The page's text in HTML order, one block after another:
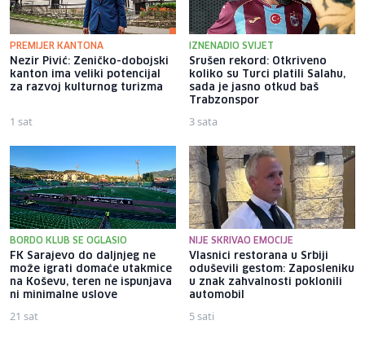
PREMIJER KANTONA
Nezir Pivić: Zeničko-dobojski
kanton ima veliki potencijal
za razvoj kulturnog turizma
1 sat
IZNENADIO SVIJET
Srušen rekord: Otkriveno
koliko su Turci platili Salahu,
sada je jasno otkud baš
Trabzonspor
3 sata
BORDO KLUB SE OGLASIO
FK Sarajevo do daljnjeg ne
može igrati domaće utakmice
na Koševu, teren ne ispunjava
ni minimalne uslove
21 sat
NIJE SKRIVAO EMOCIJE
Vlasnici restorana u Srbiji
oduševili gestom: Zaposleniku
u znak zahvalnosti poklonili
automobil
5 sati